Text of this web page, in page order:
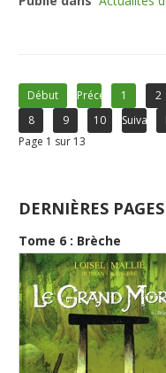
Début Précédent1 2
8
9 10 Suivant
Page 1 sur 13
DERNIÈRES
Tome 6 : Brèche